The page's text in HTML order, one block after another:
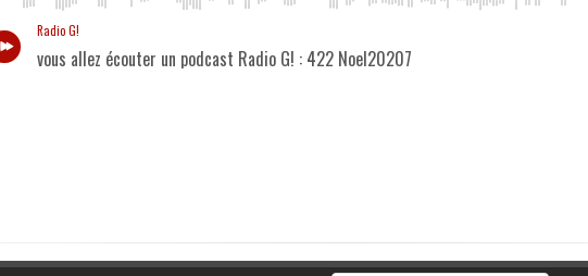
Radio G!
vous allez écouter un podcast Radio G! : 422 Noel20207